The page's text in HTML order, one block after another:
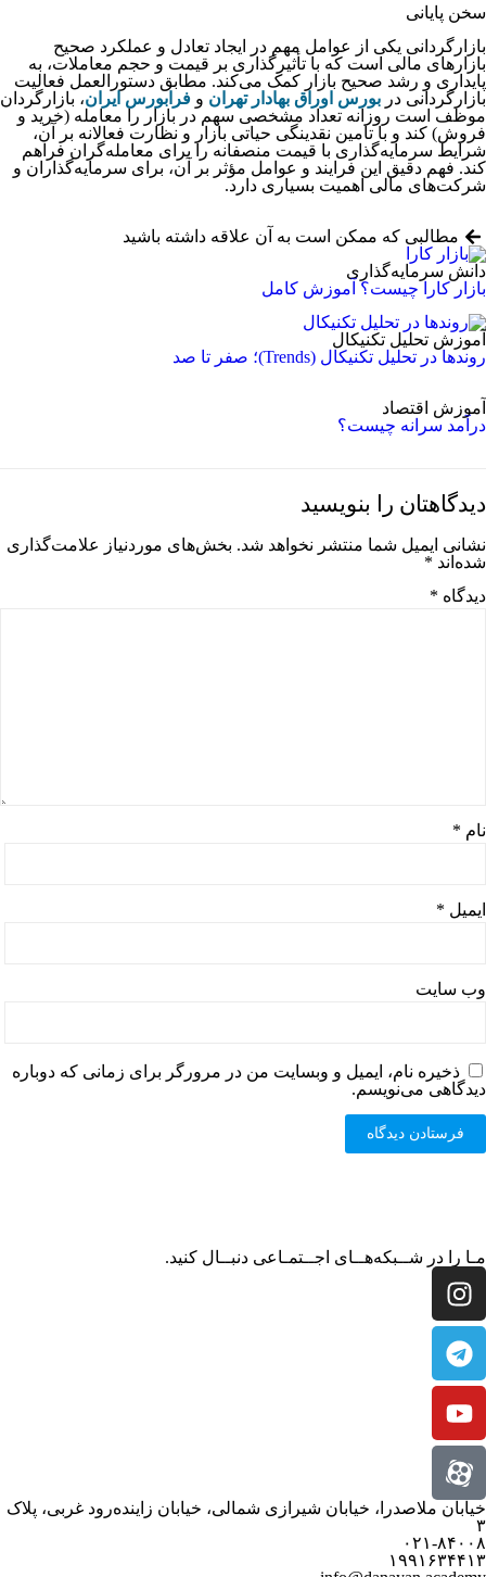
سخن پایانی
بازارگردانی یکی از عوامل مهم در ایجاد تعادل و عملکرد صحیح
بازارهای مالی است که با تأثیرگذاری بر قیمت‌ و حجم معاملات، به
پایداری و رشد صحیح بازار کمک می‌کند. مطابق دستورالعمل فعالیت
بازارگردانی در بورس اوراق بهادار تهران و فرابورس ایران، بازارگردان
موظف است روزانه تعداد مشخصی سهم در بازار را معامله (خرید و
فروش) کند و با تامین نقدینگی حیاتی بازار و نظارت فعالانه بر آن،
شرایط سرمایه­‌گذاری با قیمت منصفانه را برای معامله­‌گران فراهم
کند. فهم دقیق این فرایند و عوامل مؤثر بر آن، برای سرمایه‌گذاران و
شرکت‌های مالی اهمیت بسیاری دارد.
مطالبی که ممکن است به آن علاقه داشته باشید
دانش سرمایه‌گذاری
بازار کارا چیست؟ آموزش کامل
آموزش تحلیل تکنیکال
روندها در تحلیل تکنیکال (Trends)؛ صفر تا صد
آموزش اقتصاد
درآمد سرانه چیست؟
دیدگاهتان را بنویسید
نشانی ایمیل شما منتشر نخواهد شد. بخش‌های موردنیاز علامت‌گذاری
شده‌اند *
دیدگاه *
نام *
ایمیل *
وب‌ سایت
ذخیره نام، ایمیل و وبسایت من در مرورگر برای زمانی که دوباره
دیدگاهی می‌نویسم.
مـا را در شــبکه‌هــای اجــتمـاعی دنبــال کنید.
خیابان ملاصدرا، خیابان شیرازی شمالی، خیابان زاینده‌رود غربی، پلاک
۳
۰۲۱-۸۴۰۰۸
۱۹۹۱۶۳۴۴۱۳